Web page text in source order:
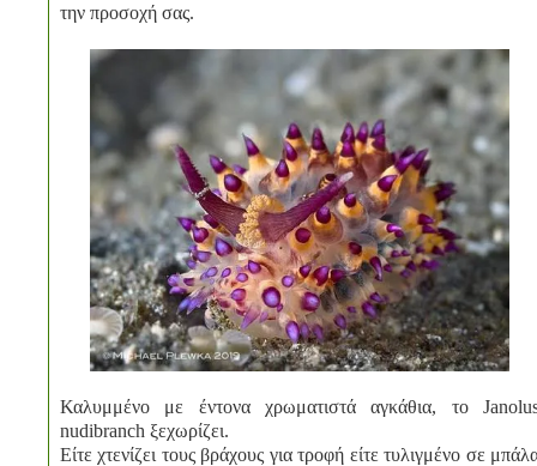
την προσοχή σας.
Καλυμμένο με έντονα χρωματιστά αγκάθια, το
nudibranch ξεχωρίζει.
Είτε χτενίζει τους βράχους για τροφή είτε τυλιγμένο σε